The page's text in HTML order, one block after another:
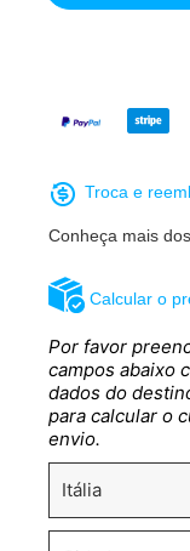
Calcular o
Por favor
campos abaixo
dados do
para calcular o
envio.
Troca e
Conheça mais